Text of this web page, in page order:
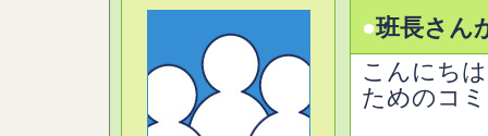
●班長さん
こんにち
ためのコ